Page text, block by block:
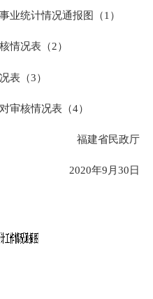
业统计情况通报图（1）
情况表（2）
表（3）
审核情况表（4）
福建省民政厅
2020年9 月30日